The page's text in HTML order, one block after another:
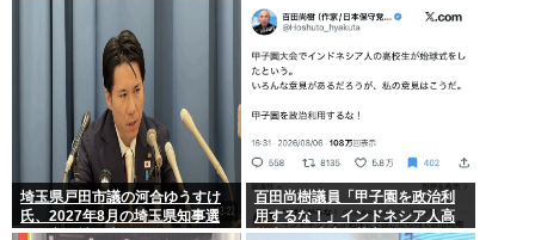
埼玉県戸田市議の河合ゆうすけ
氏、2027年8月の埼玉県知事選
への立候補を表明
百田尚樹議員「甲子園を政治利
用するな！」インドネシア人高
校生の始球式に苦言www